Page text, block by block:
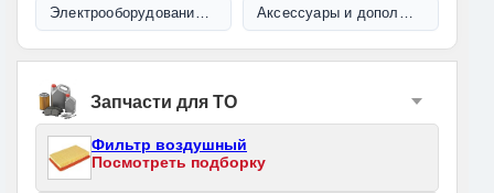
Электрооборудование и проводка Аксессуары и дополнительное оборудование
Запчасти для ТО
Фильтр воздушный
Посмотреть подборку